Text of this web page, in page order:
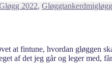
2022, GløggtankerTags
dmigløgg
at fintune, hvordan gløggen
af det jeg går og leger med,